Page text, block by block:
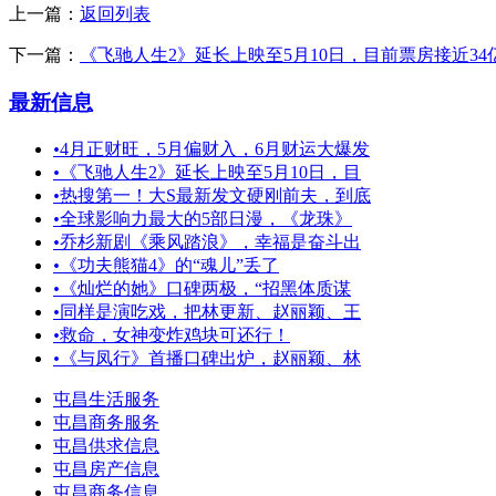
上一篇： 返回列表
下一篇： 《飞驰人生2》延长上映至5月10日，目前票房接近34
最新信息
•4月正财旺，5月偏财入，6月财运大爆发
• 《飞驰人生2》延长上映至5月10日，目
•热搜第一！大S最新发文硬刚前夫，到底
•全球影响力最大的5部日漫，《龙珠》
•乔杉新剧《乘风踏浪》，幸福是奋斗出
• 《功夫熊猫4》的“魂儿”丢了
• 《灿烂的她》口碑两极，“招黑体质谋
•同样是演吃戏，把林更新、赵丽颖、王
•救命，女神变炸鸡块可还行！
• 《与凤行》首播口碑出炉，赵丽颖、林
屯昌生活服务
屯昌商务服务
屯昌供求信息
屯昌房产信息
屯昌商务信息